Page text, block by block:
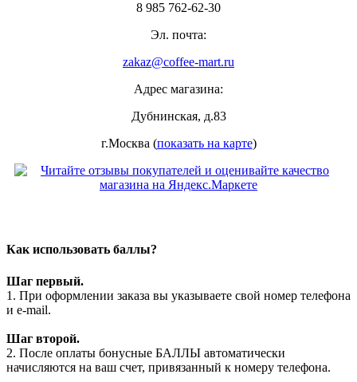
8 985 762-62-30
Эл. почта:
zakaz@coffee-mart.ru
Адрес магазина:
Дубнинская, д.83
г.Москва (показать на карте)
Как использовать баллы?
Шаг первый.
1. При оформлении заказа вы указываете свой номер телефона
и e-mail.
Шаг второй.
2. После оплаты бонусные БАЛЛЫ автоматически
начисляются на ваш счет, привязанный к номеру телефона.